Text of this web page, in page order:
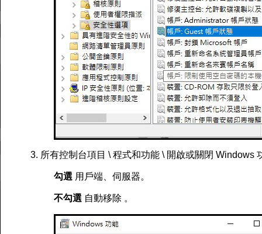
3. 所有控制台項目 \ 程式和功能 \ 開啟或關閉 Windows
勾選 用戶端、伺服器。
不勾選 自動移除 。